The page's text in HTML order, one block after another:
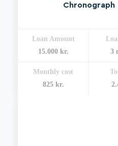
Chronograph
Loan Amount
15.000 kr.
3
Monthly cost
825 kr.